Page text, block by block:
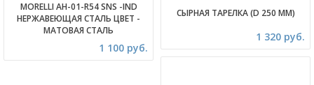
MORELLI AH-01-R54 SNS -IND
НЕРЖАВЕЮЩАЯ СТАЛЬ ЦВЕТ -
МАТОВАЯ СТАЛЬ
1 100 руб.
СЫРНАЯ ТАРЕЛКА (D 250 ММ)
1 320 руб.